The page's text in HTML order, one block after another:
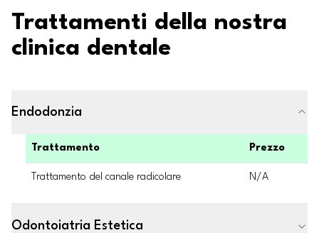
Trattamenti della nostra
clinica dentale
Endodonzia
Trattamento Prezzo
Trattamento del canale radicolare N/A
Odontoiatria Estetica